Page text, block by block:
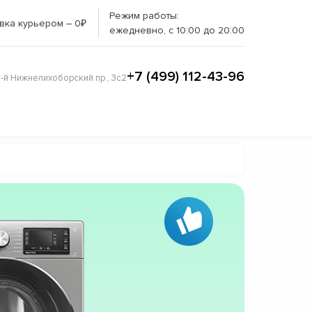
курьером – 0₽
Режим работы:
ежедневно, с 10:00 до 20:00
й Нижнелихоборский пр., 3с2+7 (499) 112-43-96